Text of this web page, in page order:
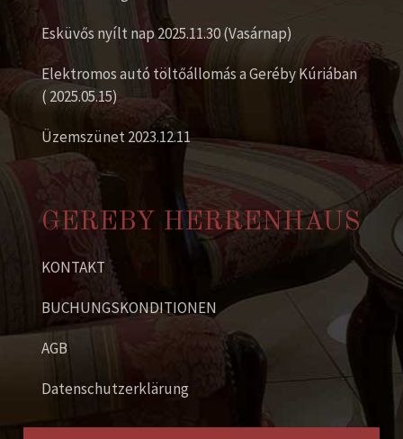
Esküvős nyílt nap 2025.11.30 (Vasárnap)
Elektromos autó töltőállomás a Geréby Kúriában
( 2025.05.15)
Üzemszünet 2023.12.11
GEREBY HERRENHAUS
KONTAKT
BUCHUNGSKONDITIONEN
AGB
Datenschutzerklärung